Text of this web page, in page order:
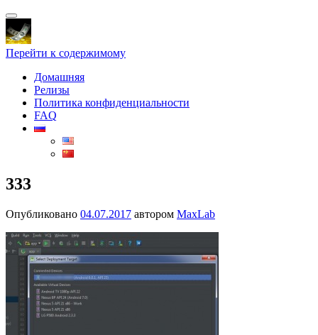
Показать/
Скрыть
навигацию
Перейти к содержимому
Домашняя
Релизы
Политика конфиденциальности
FAQ
333
Опубликовано 04.07.2017 автором MaxLab